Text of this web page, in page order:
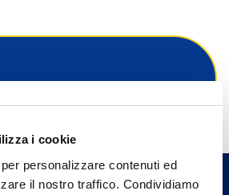
i cookie
personalizzare contenuti ed
il nostro traffico. Condividiamo
più vicina a te e parla con